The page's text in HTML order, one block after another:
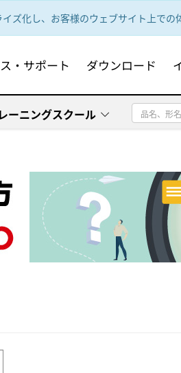
化し、お客様のウェブサイト上での
・サポート ダウンロード
ーニングスクール